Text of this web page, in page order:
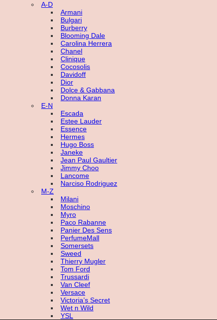
A-D
Armani
Bulgari
Burberry
Blooming Dale
Carolina Herrera
Chanel
Clinique
Cocosolis
Davidoff
Dior
Dolce & Gabbana
Donna Karan
E-N
Escada
Estee Lauder
Essence
Hermes
Hugo Boss
Janeke
Jean Paul Gaultier
Jimmy Choo
Lancome
Narciso Rodriguez
M-Z
Milani
Moschino
Myro
Paco Rabanne
Panier Des Sens
PerfumeMall
Somersets
Sweed
Thierry Mugler
Tom Ford
Trussardi
Van Cleef
Versace
Victoria’s Secret
Wet n Wild
YSL